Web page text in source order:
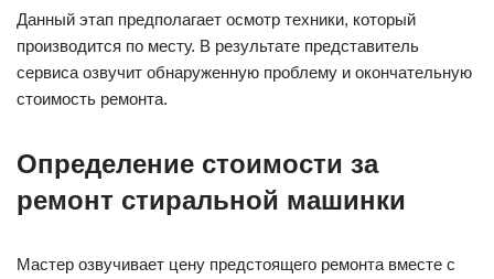
Данный этап предполагает осмотр техники, который
производится по месту. В результате представитель
сервиса озвучит обнаруженную проблему и окончательную
стоимость ремонта.
Определение стоимости за
ремонт стиральной машинки
Мастер озвучивает цену предстоящего ремонта вместе с